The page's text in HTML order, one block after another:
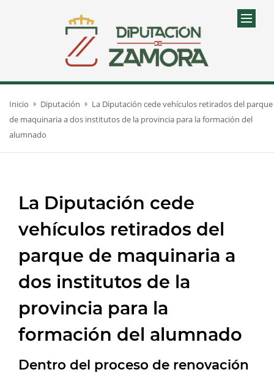
Inicio Diputación
La Diputación cede vehículos retirados del parque
de maquinaria a dos institutos de la provincia para la formación del
alumnado
La Diputación cede
vehículos retirados del
parque de maquinaria a
dos institutos de la
provincia para la
formación del alumnado
Dentro del proceso de renovación